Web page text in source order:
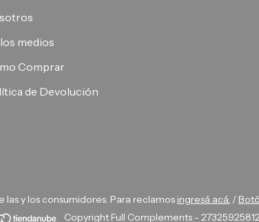
medios
Comprar
de Devolución
las y los consumidores. Para reclamos ingresá acá. /
Copyright Full Complements -